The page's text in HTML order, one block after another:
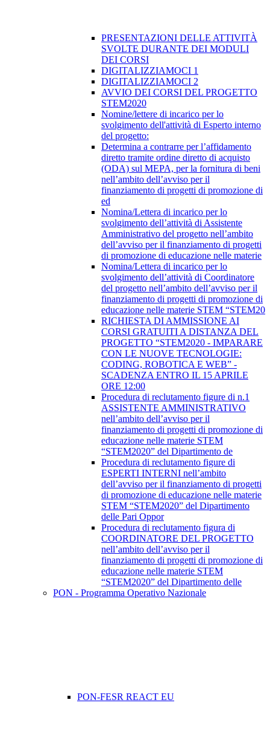
PRESENTAZIONI DELLE ATTIVITÀ
SVOLTE DURANTE DEI MODULI
DEI CORSI
DIGITALIZZIAMOCI 1
DIGITALIZZIAMOCI 2
​AVVIO DEI CORSI DEL PROGETTO
STEM2020
Nomine/lettere di incarico per lo
svolgimento dell'attività di Esperto interno
del progetto:
Determina a contrarre per l’affidamento
diretto tramite ordine diretto di acquisto
(ODA) sul MEPA, per la fornitura di beni
nell’ambito dell’avviso per il
finanziamento di progetti di promozione di
ed
Nomina/Lettera di incarico per lo
svolgimento dell’attività di Assistente
Amministrativo del progetto nell’ambito
dell’avviso per il finanziamento di progetti
di promozione di educazione nelle materie
Nomina/Lettera di incarico per lo
svolgimento dell’attività di Coordinatore
del progetto nell’ambito dell’avviso per il
finanziamento di progetti di promozione di
educazione nelle materie STEM “STEM20
RICHIESTA DI AMMISSIONE AI
CORSI GRATUITI A DISTANZA DEL
PROGETTO “STEM2020 - IMPARARE
CON LE NUOVE TECNOLOGIE:
CODING, ROBOTICA E WEB” -
SCADENZA ENTRO IL 15 APRILE
ORE 12:00
Procedura di reclutamento figure di n.1
ASSISTENTE AMMINISTRATIVO
nell’ambito dell’avviso per il
finanziamento di progetti di promozione di
educazione nelle materie STEM
“STEM2020” del Dipartimento de
Procedura di reclutamento figure di
ESPERTI INTERNI nell’ambito
dell’avviso per il finanziamento di progetti
di promozione di educazione nelle materie
STEM “STEM2020” del Dipartimento
delle Pari Oppor
Procedura di reclutamento figura di
COORDINATORE DEL PROGETTO
nell’ambito dell’avviso per il
finanziamento di progetti di promozione di
educazione nelle materie STEM
“STEM2020” del Dipartimento delle
PON - Programma Operativo Nazionale
PON-FESR REACT EU